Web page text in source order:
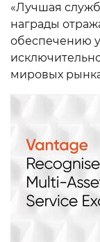
«Лучшая
награды
обеспечению
мировых